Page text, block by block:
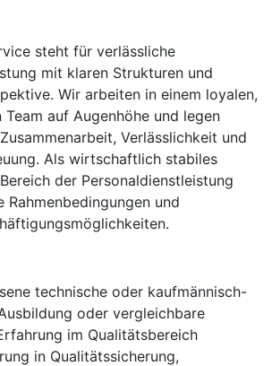
steht für verlässliche
mit klaren Strukturen und
Wir arbeiten in einem loyalen,
auf Augenhöhe und legen
Verlässlichkeit und
Als wirtschaftlich stabiles
der Personaldienstleistung
Rahmenbedingungen und
technische oder kaufmännisch-
oder vergleichbare
im Qualitätsbereich
in Qualitätssicherung,